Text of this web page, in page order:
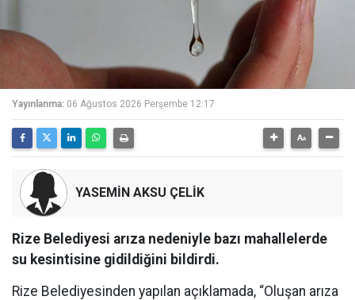
Yayınlanma: 06 Ağustos 2026 Perşembe 12:17
YASEMİN AKSU ÇELİK
Rize Belediyesi arıza nedeniyle bazı mahallelerde
su kesintisine gidildiğini bildirdi.
Rize Belediyesinden yapılan açıklamada, “Oluşan arıza